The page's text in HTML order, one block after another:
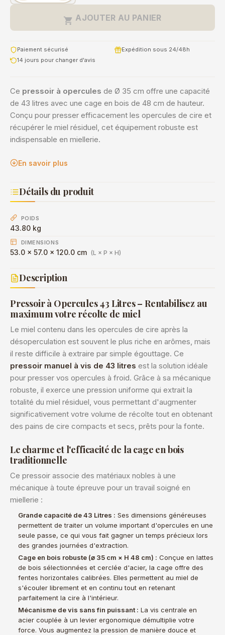
 AJOUTER AU PANIER
Paiement sécurisé
Expédition sous 24/48h
14 jours pour changer d'avis
Ce pressoir à opercules de Ø 35 cm offre une capacité
de 43 litres avec une cage en bois de 48 cm de hauteur.
Conçu pour presser efficacement les opercules de cire et
récupérer le miel résiduel, cet équipement robuste est
indispensable en miellerie.
En savoir plus
Détails du produit
POIDS
43.80 kg
DIMENSIONS
53.0 × 57.0 × 120.0 cm (L × P × H)
Description
Pressoir à Opercules 43 Litres – Rentabilisez au
maximum votre récolte de miel
Le miel contenu dans les opercules de cire après la
désoperculation est souvent le plus riche en arômes, mais
il reste difficile à extraire par simple égouttage. Ce
pressoir manuel à vis de 43 litres est la solution idéale
pour presser vos opercules à froid. Grâce à sa mécanique
robuste, il exerce une pression uniforme qui extrait la
totalité du miel résiduel, vous permettant d'augmenter
significativement votre volume de récolte tout en obtenant
des pains de cire compacts et secs, prêts pour la fonte.
Le charme et l'efficacité de la cage en bois
traditionnelle
Ce pressoir associe des matériaux nobles à une
mécanique à toute épreuve pour un travail soigné en
miellerie :
Grande capacité de 43 Litres : Ses dimensions généreuses
permettent de traiter un volume important d'opercules en une
seule passe, ce qui vous fait gagner un temps précieux lors
des grandes journées d'extraction.
Cage en bois robuste (⌀ 35 cm × H 48 cm) : Conçue en lattes
de bois sélectionnées et cerclée d'acier, la cage offre des
fentes horizontales calibrées. Elles permettent au miel de
s'écouler librement et en continu tout en retenant
parfaitement la cire à l'intérieur.
Mécanisme de vis sans fin puissant : La vis centrale en
acier couplée à un levier ergonomique démultiplie votre
force. Vous augmentez la pression de manière douce et